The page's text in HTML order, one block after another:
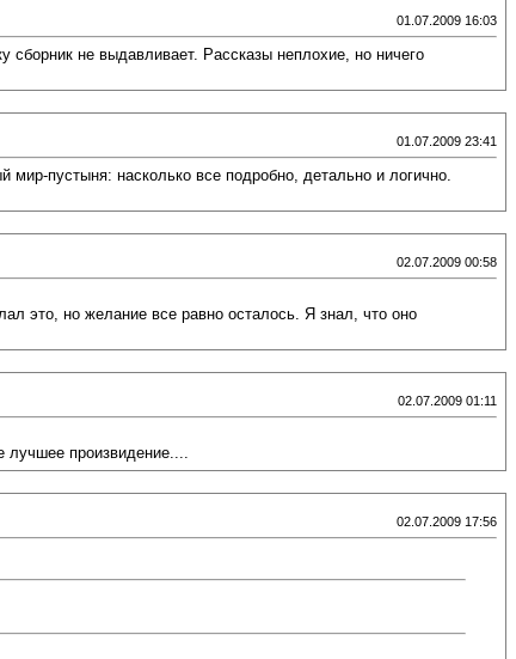
01.07.2009 16:03
не выдавливает. Рассказы неплохие, но ничего
01.07.2009 23:41
пустыня: насколько все подробно, детально и логично.
02.07.2009 00:58
это, но желание все равно осталось. Я знал, что оно
02.07.2009 01:11
лучшее произвидение....
02.07.2009 17:56